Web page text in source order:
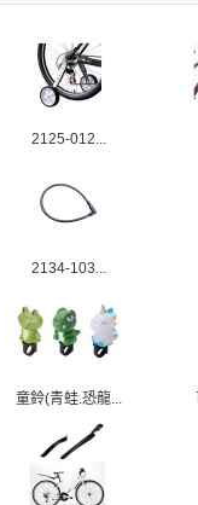
2125-012...
2134-103...
童鈴(青蛙.恐龍...